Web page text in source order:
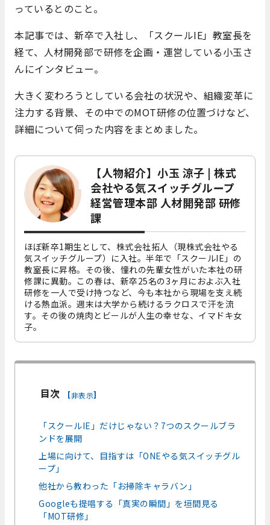
っているとのこと。
本記事では、新卒で入社し、「スクールIE」教室長を
経て、人材開発部で研修を企画・運営している小玉さ
んにインタビュー。
大きく変わろうとしている会社の状況や、組織変革に
注力する背景、その中でのMOT研修の位置づけなど、
詳細について伺った内容をまとめました。
【人物紹介】小玉 涼子 | 株式
会社やる気スイッチグループ
経営管理本部 人材開発部 研修
課
ほぼ新卒1期生として、株式会社拓人（現株式会社やる
気スイッチグループ）に入社。半年で「スクールIE」の
教室長に昇格。その後、憧れの先輩女性がいた本社の研
修課に異動。この春は、新卒25名の3ヶ月におよぶ入社
研修を一人で受け持つなど、今も本社から現場を支え続
ける熱血派。週末は大学から続けるラクロスで汗を流
す。その後の焼肉とビールが人生の幸せな、イマドキ女
子。
目次 [非表示]
「スクールIE」だけじゃない？7つのスクールブラ
ンドを展開
上場に向けて、目指すは「ONEやる気スイッチグル
ープ」
他社から教わった「お掃除キャラバン」
Googleも提唱する「真実の瞬間」を垣間見る
「MOT研修」